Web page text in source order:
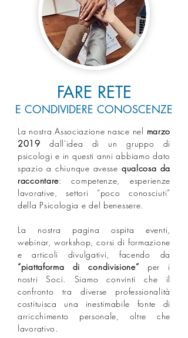
Promozio
ne
FARE RETE
La nostra Associazione nasce nel marzo
2019 dall'idea di un gruppo di
psicologi e in questi anni abbiamo dato
spazio a chiunque avesse qualcosa da
raccontare: competenze, esperienze
lavorative,settori “poco conosciuti”
della Psicologia e del benessere.⁣
La nostra pagina ospita eventi,
webinar, workshop, corsi di formazione
e articoli divulgativi, facendo da
“piattaforma di condivisione” per i
nostri Soci. ⁣Siamo convinti che il
confronto tra diverse professionalità
costituisca una inestimabile fonte di
arricchimento personale, oltre che
lavorativo.⁣
E CONDIVIDERE CONOSCENZE